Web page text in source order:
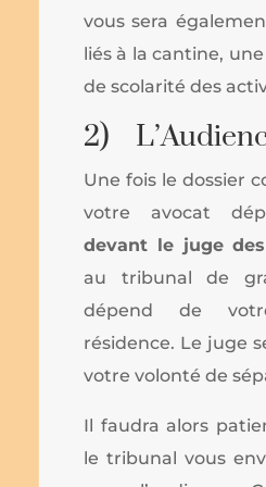
vous sera
liés à la cantine,
de scolarité des
2)
Une fois le dossier
votre avocat
devant le juge
au tribunal de
dépend de
résidence. Le juge
votre volonté de
Il faudra alors
le tribunal vous